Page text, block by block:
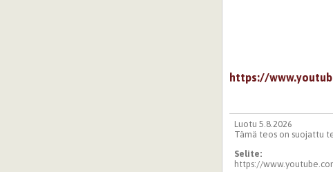
https://
Luotu 5.8.2026
Tämä teos on suojattu
Selite:
https://